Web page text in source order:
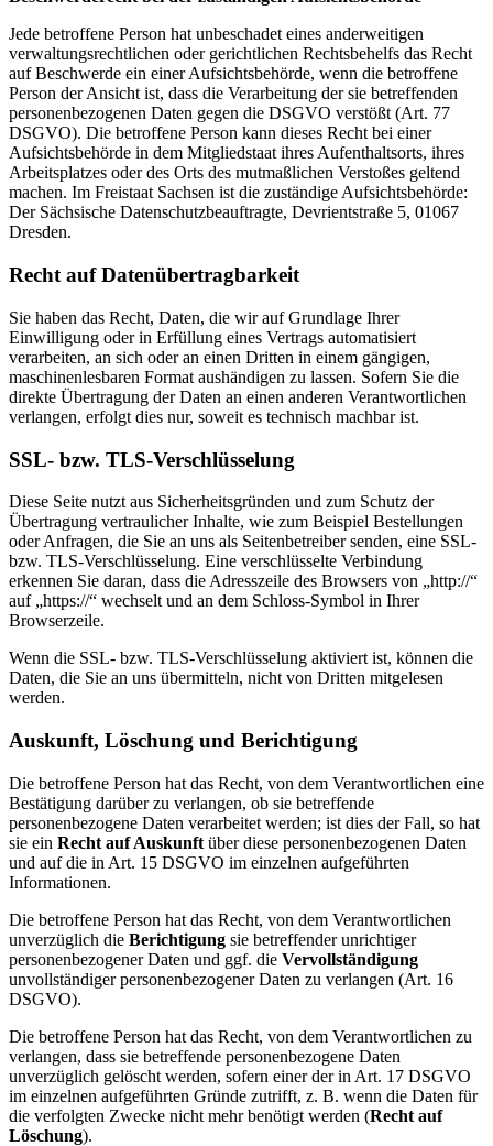
Jede betroffene Person hat unbeschadet eines anderweitigen
verwaltungsrechtlichen oder gerichtlichen Rechtsbehelfs das Recht
auf Beschwerde ein einer Aufsichtsbehörde, wenn die betroffene
Person der Ansicht ist, dass die Verarbeitung der sie betreffenden
personenbezogenen Daten gegen die DSGVO verstößt (Art. 77
DSGVO). Die betroffene Person kann dieses Recht bei einer
Aufsichtsbehörde in dem Mitgliedstaat ihres Aufenthaltsorts, ihres
Arbeitsplatzes oder des Orts des mutmaßlichen Verstoßes geltend
machen. Im Freistaat Sachsen ist die zuständige Aufsichtsbehörde:
Der Sächsische Datenschutzbeauftragte, Devrientstraße 5, 01067
Dresden.
Recht auf Daten­übertrag­barkeit
Sie haben das Recht, Daten, die wir auf Grundlage Ihrer
Einwilligung oder in Erfüllung eines Vertrags automatisiert
verarbeiten, an sich oder an einen Dritten in einem gängigen,
maschinenlesbaren Format aushändigen zu lassen. Sofern Sie die
direkte Übertragung der Daten an einen anderen Verantwortlichen
verlangen, erfolgt dies nur, soweit es technisch machbar ist.
SSL- bzw. TLS-Verschlüsselung
Diese Seite nutzt aus Sicherheitsgründen und zum Schutz der
Übertragung vertraulicher Inhalte, wie zum Beispiel Bestellungen
oder Anfragen, die Sie an uns als Seitenbetreiber senden, eine SSL-
bzw. TLS-Verschlüsselung. Eine verschlüsselte Verbindung
erkennen Sie daran, dass die Adresszeile des Browsers von „http://“
auf „https://“ wechselt und an dem Schloss-Symbol in Ihrer
Browserzeile.
Wenn die SSL- bzw. TLS-Verschlüsselung aktiviert ist, können die
Daten, die Sie an uns übermitteln, nicht von Dritten mitgelesen
werden.
Auskunft, Löschung und Berichtigung
Die betroffene Person hat das Recht, von dem Verantwortlichen eine
Bestätigung darüber zu verlangen, ob sie betreffende
personenbezogene Daten verarbeitet werden; ist dies der Fall, so hat
sie ein Recht auf Auskunft über diese personenbezogenen Daten
und auf die in Art. 15 DSGVO im einzelnen aufgeführten
Informationen.
Die betroffene Person hat das Recht, von dem Verantwortlichen
unverzüglich die Berichtigung sie betreffender unrichtiger
personenbezogener Daten und ggf. die Vervollständigung
unvollständiger personenbezogener Daten zu verlangen (Art. 16
DSGVO).
Die betroffene Person hat das Recht, von dem Verantwortlichen zu
verlangen, dass sie betreffende personenbezogene Daten
unverzüglich gelöscht werden, sofern einer der in Art. 17 DSGVO
im einzelnen aufgeführten Gründe zutrifft, z. B. wenn die Daten für
die verfolgten Zwecke nicht mehr benötigt werden (Recht auf
Löschung).